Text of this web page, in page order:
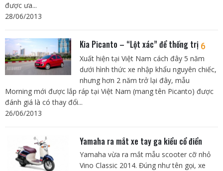
được ưa...
28/06/2013
Kia Picanto – “Lột xác” để thống trị 6
Xuất hiện tại Việt Nam cách đây 5 năm
dưới hình thức xe nhập khẩu nguyên chiếc,
nhưng hơn 2 năm trở lại đây, mẫu
Morning mới được lắp ráp tại Việt Nam (mang tên Picanto) được
đánh giá là có thay đổi...
26/06/2013
Yamaha ra mắt xe tay ga kiểu cổ điển
Yamaha vừa ra mắt mẫu scooter cỡ nhỏ
Vino Classic 2014. Đúng như tên gọi, xe